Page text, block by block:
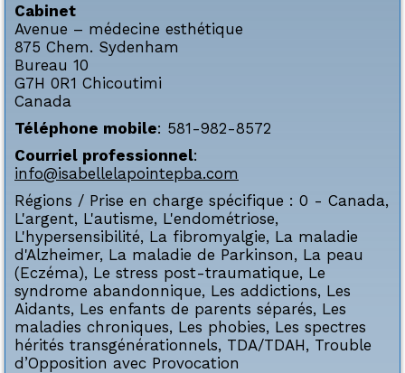
Cabinet
Avenue – médecine esthétique
875 Chem. Sydenham
Bureau 10
G7H 0R1 Chicoutimi
Canada
Téléphone mobile: 581-982-8572
Courriel professionnel:
info@isabellelapointepba.com
Régions / Prise en charge spécifique : 0 - Canada,
L'argent, L'autisme, L'endométriose,
L'hypersensibilité, La fibromyalgie, La maladie
d'Alzheimer, La maladie de Parkinson, La peau
(Eczéma), Le stress post-traumatique, Le
syndrome abandonnique, Les addictions, Les
Aidants, Les enfants de parents séparés, Les
maladies chroniques, Les phobies, Les spectres
hérités transgénérationnels, TDA/TDAH, Trouble
d’Opposition avec Provocation